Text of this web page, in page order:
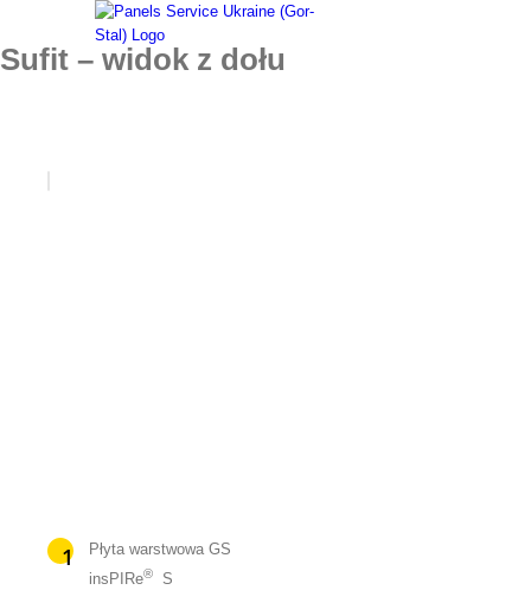
content
Sufit – widok z dołu
Płyta warstwowa GS
insPIRe® S